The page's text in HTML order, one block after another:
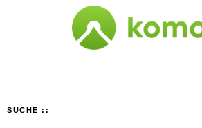
SUCHE ::